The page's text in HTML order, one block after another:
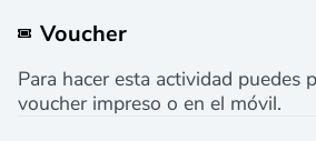
Voucher
Para hacer esta actividad puedes
voucher impreso o en el móvil.